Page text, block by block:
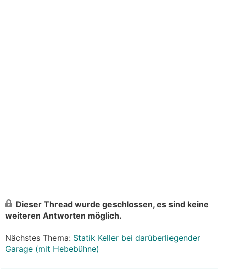
Dieser Thread wurde geschlossen, es sind keine
weiteren Antworten möglich.
Nächstes Thema: Statik Keller bei darüberliegender
Garage (mit Hebebühne)